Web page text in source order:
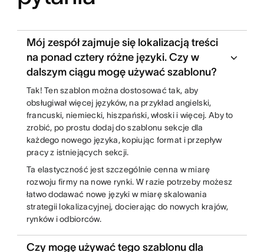
Mój zespół zajmuje się lokalizacją treści
na ponad cztery różne języki. Czy w
dalszym ciągu mogę używać szablonu?
Tak! Ten szablon można dostosować tak, aby
obsługiwał więcej języków, na przykład angielski,
francuski, niemiecki, hiszpański, włoski i więcej. Aby to
zrobić, po prostu dodaj do szablonu sekcje dla
każdego nowego języka, kopiując format i przepływ
pracy z istniejących sekcji.
Ta elastyczność jest szczególnie cenna w miarę
rozwoju firmy na nowe rynki. W razie potrzeby możesz
łatwo dodawać nowe języki w miarę skalowania
strategii lokalizacyjnej, docierając do nowych krajów,
rynków i odbiorców.
Czy mogę używać tego szablonu dla